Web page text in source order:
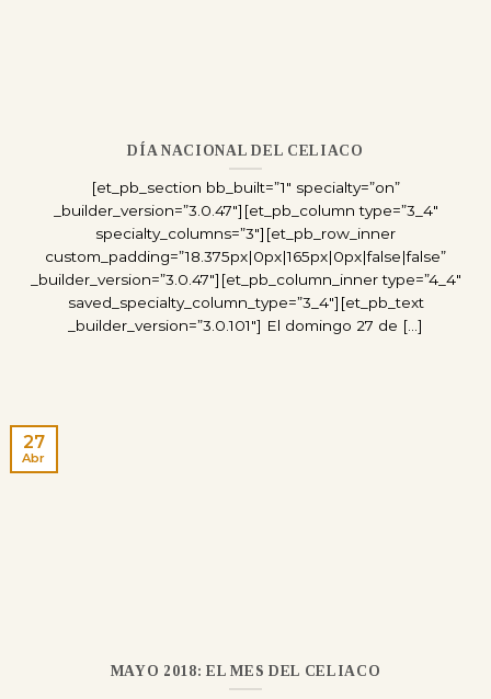
DÍA NACIONAL DEL CELIACO
[et_pb_section bb_built=”1″ specialty=”on”
_builder_version=”3.0.47″][et_pb_column type=”3_4″
specialty_columns=”3″][et_pb_row_inner
custom_padding=”18.375px|0px|165px|0px|false|false”
_builder_version=”3.0.47″][et_pb_column_inner type=”4_4″
saved_specialty_column_type=”3_4″][et_pb_text
_builder_version=”3.0.101″] El domingo 27 de [...]
MAYO 2018: EL MES DEL CELIACO
27
Abr